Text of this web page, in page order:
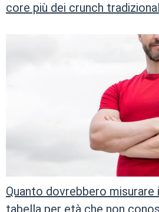
core più dei crunch
Quanto dovrebbero misurare
tabella per età che non